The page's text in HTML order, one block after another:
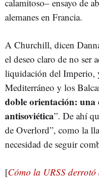
calamitoso– ensayo de
alemanes en Francia.
A Churchill, dicen
el deseo claro de no ser
liquidación del Imperio,
Mediterráneo y los
doble orientación:
antisoviética”. De ahí
de Overlord”, como la
necesidad de seguir
[Cómo la URSS